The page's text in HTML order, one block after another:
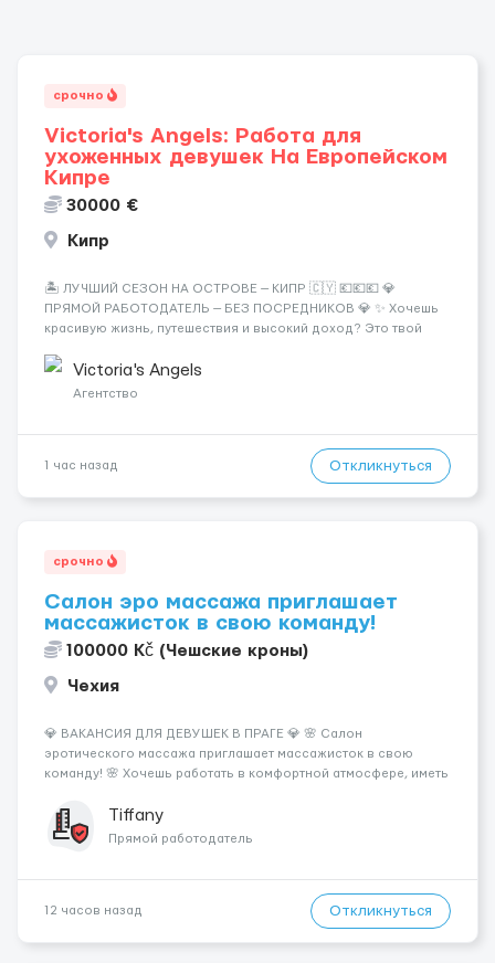
срочно
Victoria's Angels: Работа для
ухоженных девушек На Европейском
Кипре
30000 €
Кипр
🏝️ ЛУЧШИЙ СЕЗОН НА ОСТРОВЕ — КИПР 🇨🇾 💶💶💶 💎
ПРЯМОЙ РАБОТОДАТЕЛЬ — БЕЗ ПОСРЕДНИКОВ 💎 ✨ Хочешь
красивую жизнь, путешествия и высокий доход? Это твой
Опытная команда с годами практики — Стабильный поток
клиентов (без ...
Victoria's Angels
Агентство
1 час назад Откликнуться
срочно
Салон эро массажа приглашает
массажисток в свою команду!
100000 Kč (Чешские кроны)
Чехия
💎 ВАКАНСИЯ ДЛЯ ДЕВУШЕК В ПРАГЕ 💎 🌸 Салон
эротического массажа приглашает массажисток в свою
команду! 🌸 Хочешь работать в комфортной атмосфере, иметь
Тогда мы ждём именно тебя! 💆‍♀️✨ 💰 ЧТО МЫ ПРЕДЛАГАЕМ: 🔥
Доход от 4 000 €...
Tiffany
Прямой работодатель
12 часов назад Откликнуться